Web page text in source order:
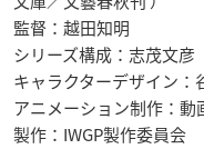
監督：越田知明
シリーズ構成：志茂文彦
キャラクターデザイン：
アニメーション制作：動
製作：IWGP製作委員会